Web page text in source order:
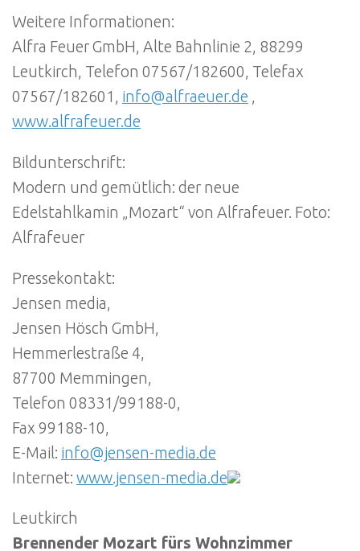
Weitere Informationen:
Alfra Feuer GmbH, Alte Bahnlinie 2, 88299
Leutkirch, Telefon 07567/182600, Telefax
07567/182601, info@alfraeuer.de ,
www.alfrafeuer.de
Bildunterschrift:
Modern und gemütlich: der neue
Edelstahlkamin „Mozart“ von Alfrafeuer. Foto:
Alfrafeuer
Pressekontakt:
Jensen media,
Jensen Hösch GmbH,
Hemmerlestraße 4,
87700 Memmingen,
Telefon 08331/99188-0,
Fax 99188-10,
E-Mail: info@jensen-media.de
Internet: www.jensen-media.de
Leutkirch
Brennender Mozart fürs Wohnzimmer